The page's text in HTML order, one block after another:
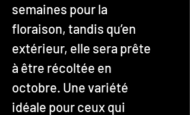
semaines pour la
floraison, tandis qu’en
extérieur, elle sera prête
à être récoltée en
octobre. Une variété
idéale pour ceux qui